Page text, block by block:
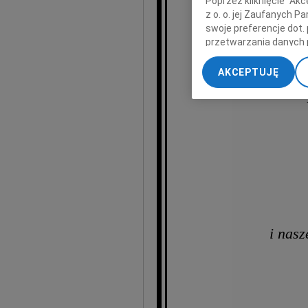
i
z o. o. jej Zaufanych
swoje preferencje dot.
przetwarzania danych
„Ustawienia
My, nasi Zaufani
dokładnych danych
Przechowywanie
AKCEPTUJĘ